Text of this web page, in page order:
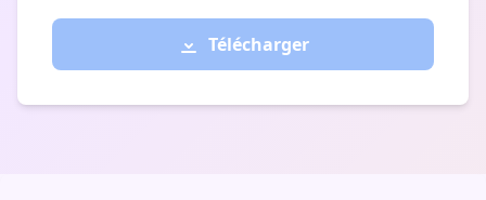
Télécharger